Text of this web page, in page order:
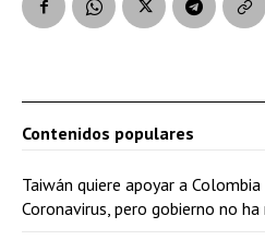
Contenidos populares
Taiwán quiere apoyar a
Coronavirus, pero gobierno no